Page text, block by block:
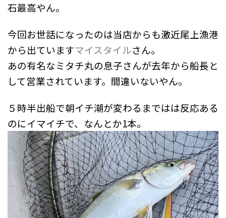
石最高やん。
今回お世話になったのは当店からも激近尾上漁港
から出ていますマイスタイルさん。
あの有名なミタチ丸の息子さんが去年から船長と
して営業されています。間違いないやん。
５時半出船で朝イチ潮が変わるまではは反応ある
のにイマイチで、なんとか1本。